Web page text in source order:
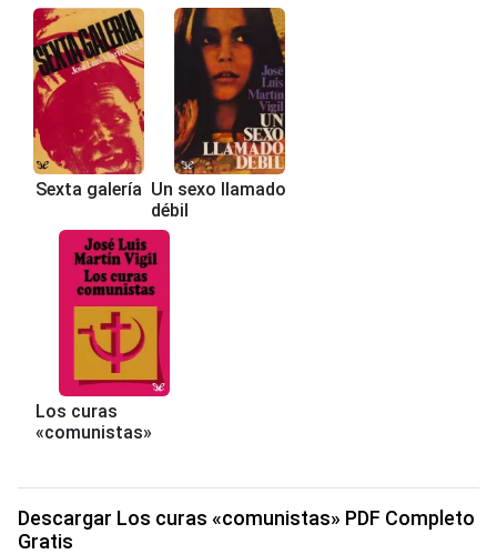
Sexta galería Un sexo llamado
débil
Los curas
«comunistas»
Descargar Los curas «comunistas» PDF Completo
Gratis